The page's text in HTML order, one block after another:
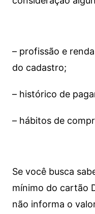
– profissão e
do cadastro;
– histórico de
– hábitos de
Se você busca
mínimo do cartão
não informa o